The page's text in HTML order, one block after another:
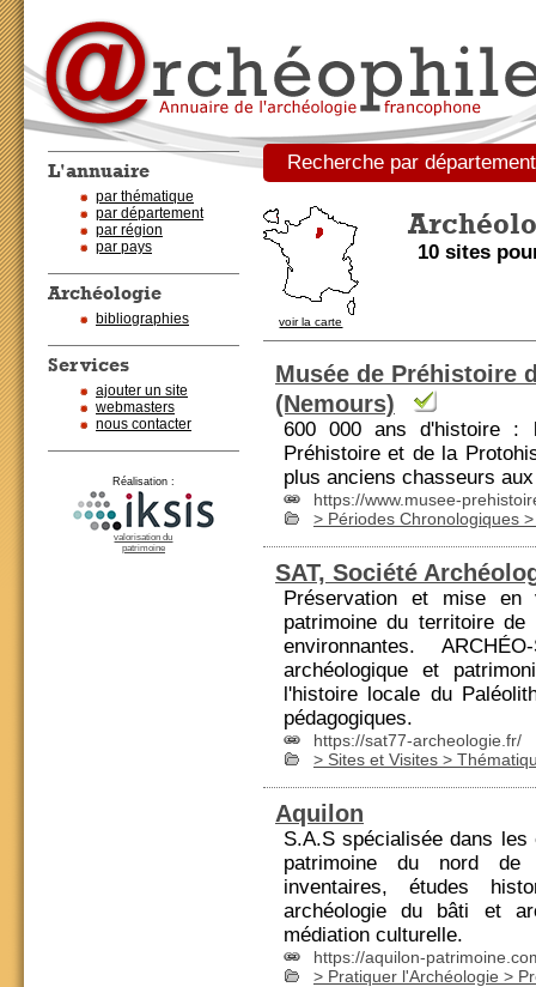
L'annuaire
par thématique
par département
par région
par pays
Archéologie
bibliographies
Services
ajouter un site
webmasters
nous contacter
Réalisation :
valorisation du
patrimoine
Recherche par
voir la carte
10 sites
Musée de Préhistoire
(Nemours)
600 000 ans d'histoire :
Préhistoire et de la
plus anciens chasseurs
https://www.musee-
> Périodes Chronologiques
SAT, Société
Préservation et mise
patrimoine du territoire de
environnantes.
archéologique et
l'histoire locale du
pédagogiques.
https://sat77-archeologie.fr/
> Sites et Visites >
Aquilon
S.A.S spécialisée dans
patrimoine du nord
inventaires, études
archéologie du bâti et
médiation culturelle.
https://aquilon-
> Pratiquer l'Archéologie >